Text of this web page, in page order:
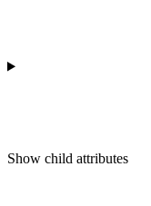
Show child attributes